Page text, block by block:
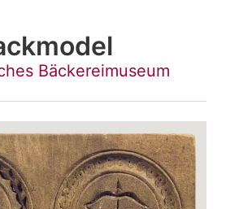
Bäckereimuseum